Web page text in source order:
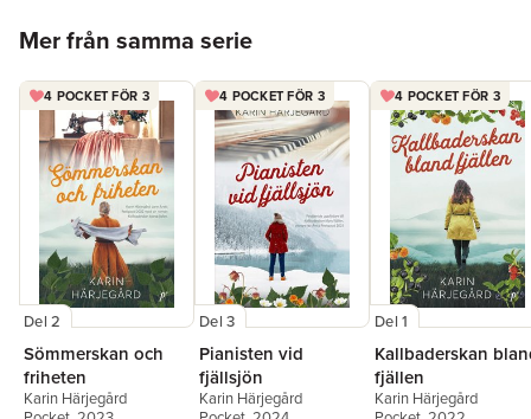
Mer från samma serie
4 POCKET FÖR 3
Del 2
Sömmerskan och
friheten
Karin Härjegård
4 POCKET FÖR 3
Del 3
Pianisten vid
fjällsjön
Karin Härjegård
4 POCKET FÖR 3
Del 1
Kallbaderskan
fjällen
Karin Härjegård